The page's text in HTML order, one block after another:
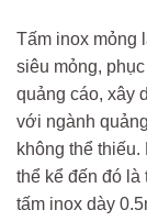
Tấm inox mỏng
siêu mỏng,
quảng cáo, xây
với ngành
không thể
thể kể đến đó là
tấm inox dày